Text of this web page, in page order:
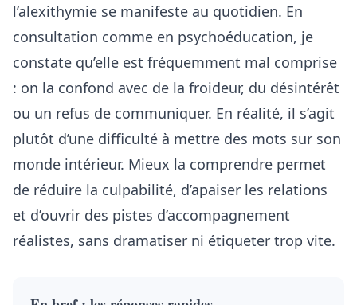
l’alexithymie se manifeste au quotidien. En
consultation comme en psychoéducation, je
constate qu’elle est fréquemment mal comprise
: on la confond avec de la froideur, du désintérêt
ou un refus de communiquer. En réalité, il s’agit
plutôt d’une difficulté à mettre des mots sur son
monde intérieur. Mieux la comprendre permet
de réduire la culpabilité, d’apaiser les relations
et d’ouvrir des pistes d’accompagnement
réalistes, sans dramatiser ni étiqueter trop vite.